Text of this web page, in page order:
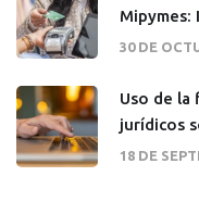
Mipymes:
30 DE
Uso de la
jurídicos
18 DE